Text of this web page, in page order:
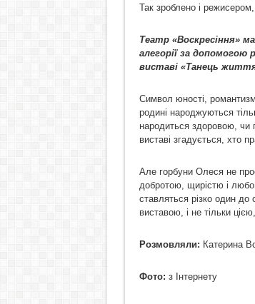
Так зроблено і
Театр «Воскресіння»
алегорії за допомогою
виставі «Танець
Символ юності,
родині народжуються
народиться здоровою,
виставі згадується, хто
Але горбуни Олеся не
добротою, щирістю і
ставляться різко один до
виставою, і не тільки
Розмовляли: Катерина
Фото: з Інтернету